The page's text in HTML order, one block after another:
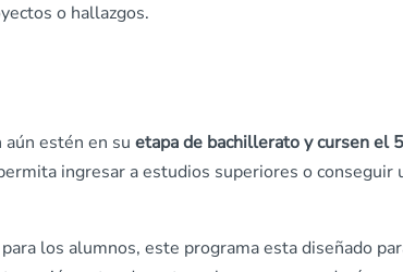
o hallazgos.
estén en su etapa de bachillerato y cursen el
ingresar a estudios superiores o conseguir
los alumnos, este programa esta diseñado